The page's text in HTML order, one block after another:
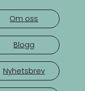
Om oss
Blogg
Nyhetsbrev